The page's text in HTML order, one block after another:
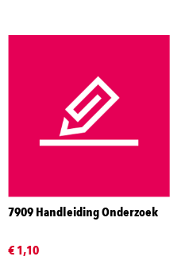
7909 Handleiding Onderzoek
€ 1,10